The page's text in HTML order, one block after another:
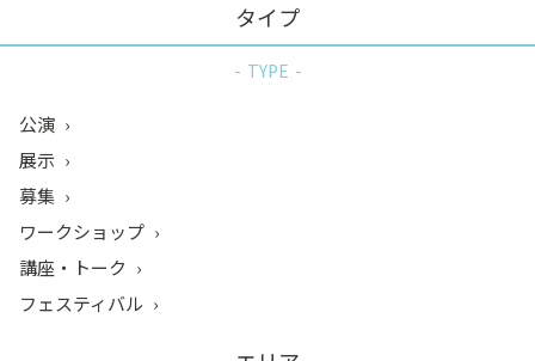
タイプ
TYPE
公演
展示
募集
ワークショップ
講座・トーク
フェスティバル